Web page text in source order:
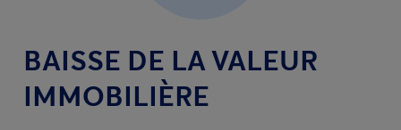
BAISSE DE LA VALEUR
IMMOBILIÈRE